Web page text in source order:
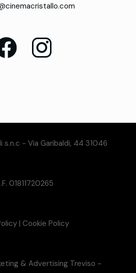
- Via Garibaldi, 44 31046
01811720265
| Cookie Policy
& Advertising Treviso -